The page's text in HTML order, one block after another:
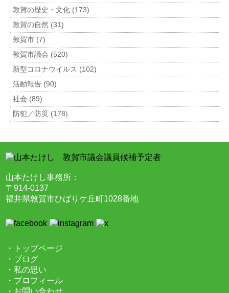
敦賀の歴史・文化 (173)
敦賀の自然 (31)
敦賀市 (7)
敦賀市議会 (520)
新型コロナウイルス (102)
活動報告 (90)
社会 (89)
防犯／防災 (178)
山本たけし事務所：
〒914-0137
福井県敦賀市ひばりケ丘町1028番地
・トップページ
・ブログ
・私の思い
・プロフィール
・お問い合わせ